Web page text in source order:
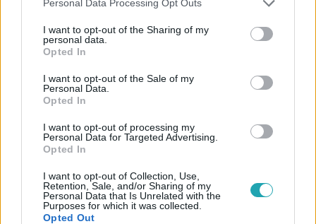
not limited to your visit or usage behaviour. You may click to
grant or deny consent to Google and its third-party tags to
use your data for below specified purposes in below Google
consent section.
Personal Data Processing Opt Outs
I want to opt-out of the Sharing of my
personal data.
Opted In
I want to opt-out of the Sale of my
Personal Data.
Opted In
I want to opt-out of processing my
Personal Data for Targeted Advertising.
Opted In
I want to opt-out of Collection, Use,
Retention, Sale, and/or Sharing of my
Personal Data that Is Unrelated with the
Purposes for which it was collected.
Opted Out
A 2025-ös Nyerő Párosban Kulcsár Edina és férje, G.w.M
még mindig versenyben vannak a trófeáért – a villába
való beköltözésük előtt kendőzetlenül meséltek a
házasságukról.